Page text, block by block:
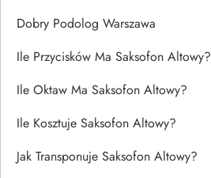
Dobry Podolog Warszawa
Ile Przycisków Ma Saksofon Altowy?
Ile Oktaw Ma Saksofon Altowy?
Ile Kosztuje Saksofon Altowy?
Jak Transponuje Saksofon Altowy?